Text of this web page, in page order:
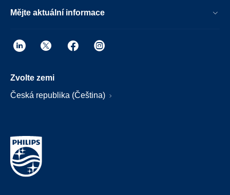
Mějte aktuální informace
Zvolte zemi
Česká republika (Čeština)